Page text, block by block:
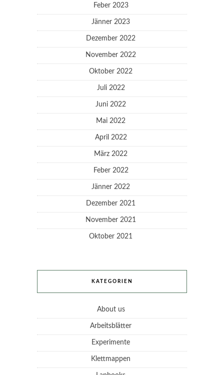
Feber 2023
Jänner 2023
Dezember 2022
November 2022
Oktober 2022
Juli 2022
Juni 2022
Mai 2022
April 2022
März 2022
Feber 2022
Jänner 2022
Dezember 2021
November 2021
Oktober 2021
KATEGORIEN
About us
Arbeitsblätter
Experimente
Klettmappen